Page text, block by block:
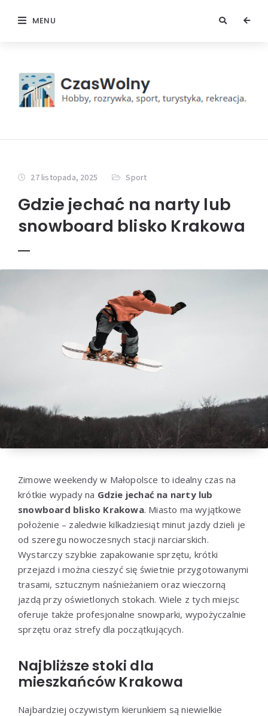
MENU
27 listopada, 2025 Sport
Gdzie jechać na narty lub
snowboard blisko Krakowa
Zimowe weekendy w Małopolsce to idealny czas na
krótkie wypady na Gdzie jechać na narty lub
snowboard blisko Krakowa. Miasto ma wyjątkowe
położenie – zaledwie kilkadziesiąt minut jazdy dzieli je
od szeregu nowoczesnych stacji narciarskich.
Wystarczy szybkie zapakowanie sprzętu, krótki
przejazd i można cieszyć się świetnie przygotowanymi
trasami, sztucznym naśnieżaniem oraz wieczorną
jazdą przy oświetlonych stokach. Wiele z tych miejsc
oferuje także profesjonalne snowparki, wypożyczalnie
sprzętu oraz strefy dla początkujących.
Najbliższe stoki dla
mieszkańców Krakowa
Najbardziej oczywistym kierunkiem są niewielkie